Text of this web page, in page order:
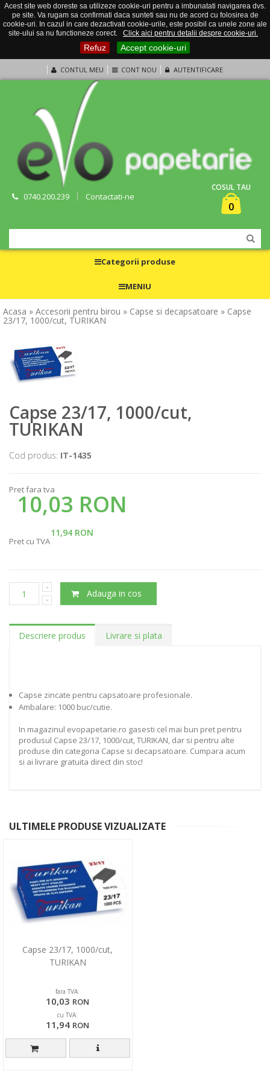
Acest site web doreste sa utilizeze cookie-uri pentru a imbunatati navigarea dvs.
pe site. Va rugam sa confirmati daca sunteti sau nu de acord cu folosirea de
cookie-uri. In cazul in care dezactivati cookie-urile, este posibil ca unele zone ale
site-ului sa nu functioneze corect.
Click aici pentru detalii despre cookie-uri.
Refuz Accept cookie-uri
CONTUL MEU CONT NOU AUTENTIFICARE
0740.200.239 Contactati-ne
COSUL TAU
0
Categorii produse
MENIU
Acasa » Accesorii pentru birou » Capse si decapsatoare » Capse
23/17, 1000/cut, TURIKAN
Capse 23/17, 1000/cut,
TURIKAN
Cod produs: IT-1435
Pret fara tva
10,03 RON
11,94 RON
Pret cu TVA
Adauga in cos
Descriere produs Livrare si plata
Capse zincate pentru capsatoare profesionale.
Ambalare: 1000 buc/cutie.
In magazinul evopapetarie.ro gasesti cel mai bun pret pentru
produsul Capse 23/17, 1000/cut, TURIKAN, dar si pentru alte
produse din categoria Capse si decapsatoare. Cumpara acum
si ai livrare gratuita direct din stoc!
ULTIMELE PRODUSE VIZUALIZATE
Capse 23/17, 1000/cut,
TURIKAN
fara TVA:
10,03 RON
cu TVA:
11,94 RON